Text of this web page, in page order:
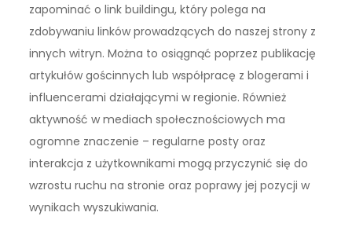
zapominać o link buildingu, który polega na
zdobywaniu linków prowadzących do naszej strony z
innych witryn. Można to osiągnąć poprzez publikację
artykułów gościnnych lub współpracę z blogerami i
influencerami działającymi w regionie. Również
aktywność w mediach społecznościowych ma
ogromne znaczenie – regularne posty oraz
interakcja z użytkownikami mogą przyczynić się do
wzrostu ruchu na stronie oraz poprawy jej pozycji w
wynikach wyszukiwania.